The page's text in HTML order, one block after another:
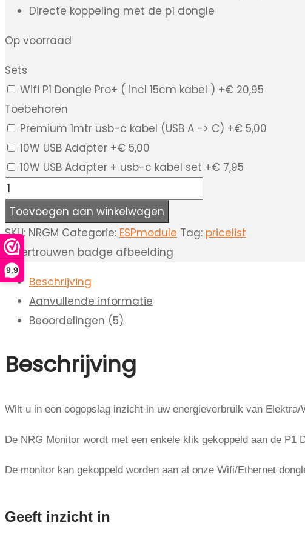
9,9
Directe koppeling met de p1 dongle
Op voorraad
Sets
Wifi P1 Dongle Pro+ ( incl 15cm kabel ) +€ 20,95
Toebehoren
Premium 1mtr usb-c kabel (USB A -> C) +€ 5,00
10W USB Adapter +€ 5,00
10W USB Adapter + usb-c kabel set +€ 7,95
NRG
Monitor
(Energiemanager)
aantal
Toevoegen aan winkelwagen
SKU: NRGM Categorie: ESPmodule Tag: pricelist
Beschrijving
Aanvullende informatie
Beoordelingen (5)
Beschrijving
Wilt u in een oogopslag inzicht in uw energieverbruik van
De NRG Monitor wordt met een enkele klik gekoppeld aan de P1
De monitor kan gekoppeld worden aan al onze Wifi/Ethernet
Geeft inzicht in